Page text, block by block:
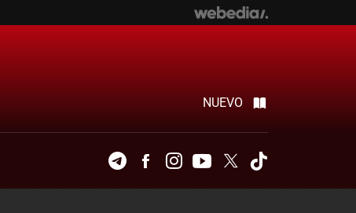
NUEVO
TelegramFacebookInstagramYoutubeTwitter